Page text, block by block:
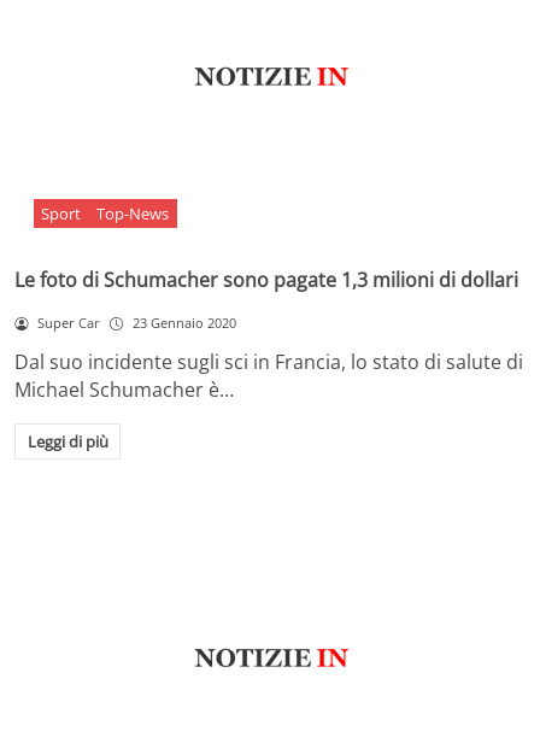
Sport Top-News
Le foto di Schumacher sono pagate 1,3 milioni di dollari
Super Car 23 Gennaio 2020
Dal suo incidente sugli sci in Francia, lo stato di salute di
Michael Schumacher è…
Leggi di più